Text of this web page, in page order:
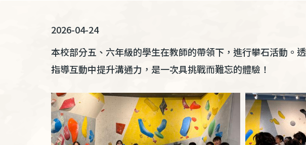
2026-04-24
本校部分五、六年級的學生在教師的帶領下，進行攀石活動。
指導互動中提升溝通力，是一次具挑戰而難忘的體驗！